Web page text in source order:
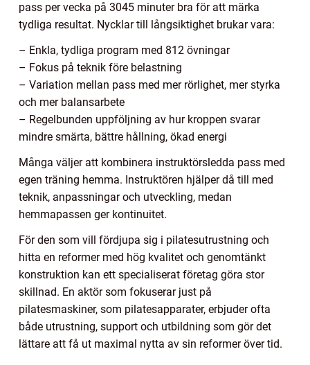
pass per vecka på 3045 minuter bra för att märka
tydliga resultat. Nycklar till långsiktighet brukar vara:
– Enkla, tydliga program med 812 övningar
– Fokus på teknik före belastning
– Variation mellan pass med mer rörlighet, mer styrka
och mer balansarbete
– Regelbunden uppföljning av hur kroppen svarar
mindre smärta, bättre hållning, ökad energi
Många väljer att kombinera instruktörsledda pass med
egen träning hemma. Instruktören hjälper då till med
teknik, anpassningar och utveckling, medan
hemmapassen ger kontinuitet.
För den som vill fördjupa sig i pilatesutrustning och
hitta en reformer med hög kvalitet och genomtänkt
konstruktion kan ett specialiserat företag göra stor
skillnad. En aktör som fokuserar just på
pilatesmaskiner, som pilatesapparater, erbjuder ofta
både utrustning, support och utbildning som gör det
lättare att få ut maximal nytta av sin reformer över tid.